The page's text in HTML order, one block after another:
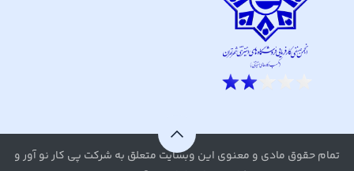
تمام حقوق مادی و معنوی این وبسایت متعلق به شرکت پی کار نو آور و